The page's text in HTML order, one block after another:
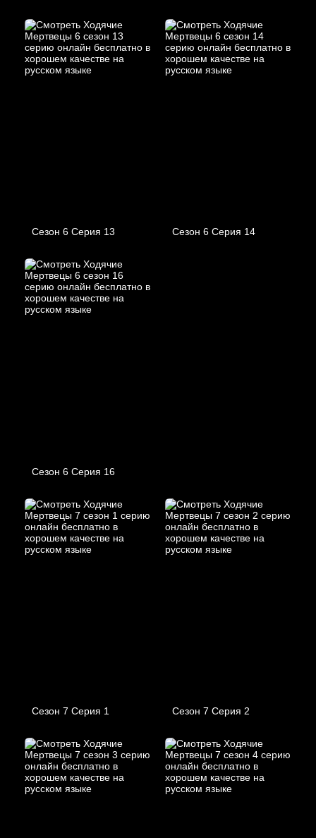
Сезон 6 Серия 13 Сезон 6 Серия 14
Сезон 6 Серия 16
Сезон 7 Серия 1 Сезон 7 Серия 2